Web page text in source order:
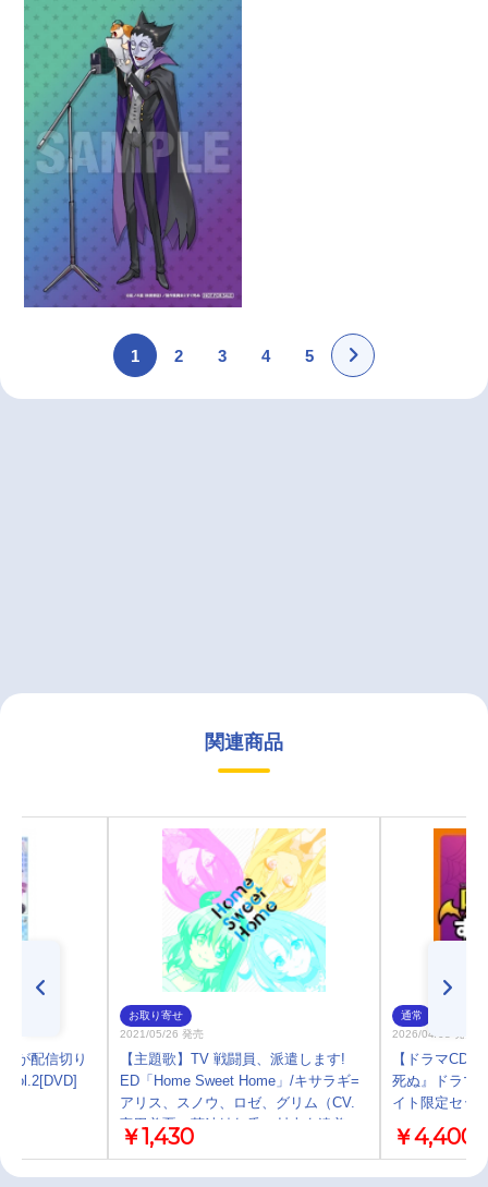
1 2 3 4 5
関連商品
が配信切り
Vol.2[DVD]
お取り寄せ
2021/05/26 発売
【主題歌】TV 戦闘員、派遣します!
ED「Home Sweet Home」/キサラギ=
アリス、スノウ、ロゼ、グリム（CV.
富田美憂、菊池紗矢香、村上奈津美、
髙橋ミナミ)
￥1,430
通常
2026/04/08 発売
【ドラマCD
死ぬ』ドラマ
イト限定セッ
￥4,400